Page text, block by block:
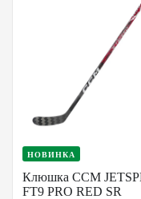
НОВИНКА
Клюшка CCM
FT9 PRO RED SR